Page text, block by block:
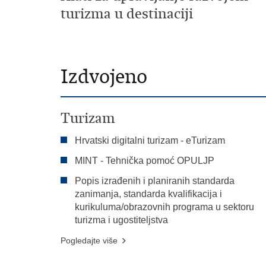
turizma u destinaciji
Izdvojeno
Turizam
Hrvatski digitalni turizam - eTurizam
MINT - Tehnička pomoć OPULJP
Popis izrađenih i planiranih standarda
zanimanja, standarda kvalifikacija i
kurikuluma/obrazovnih programa u sektoru
turizma i ugostiteljstva
Pogledajte više